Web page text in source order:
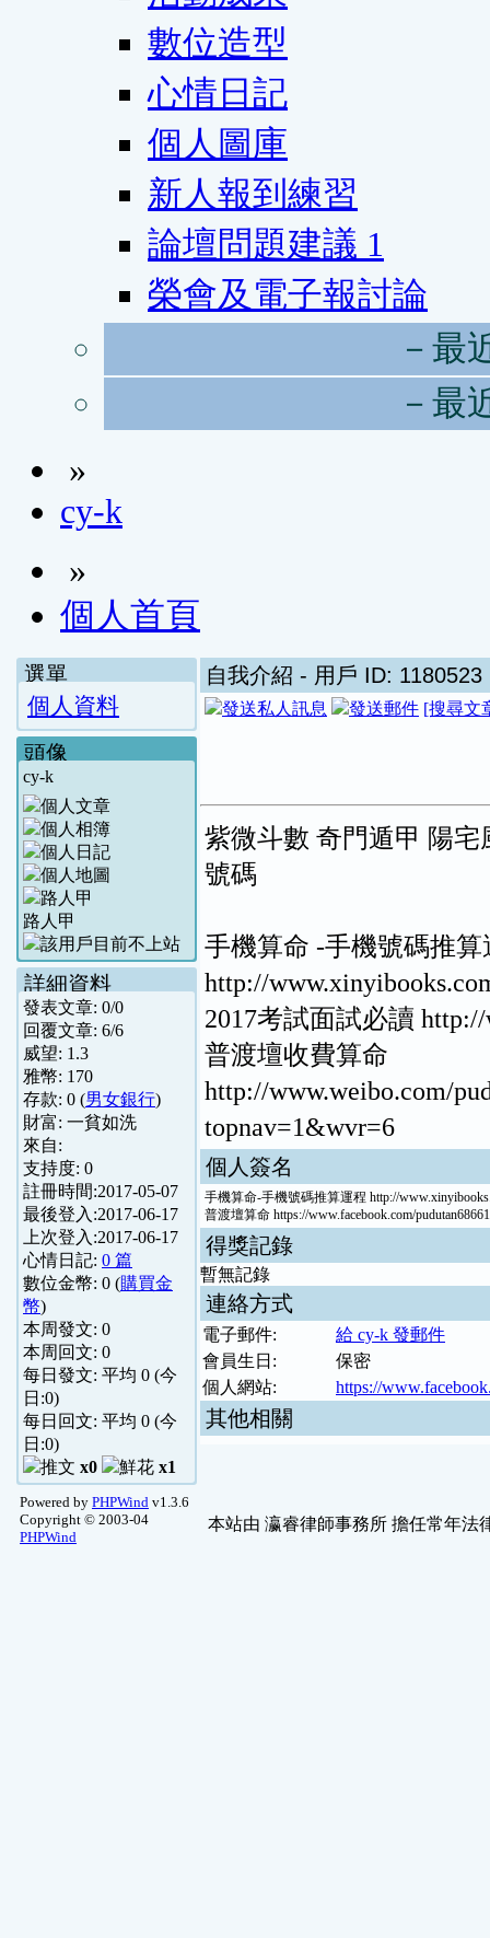
數位造型
心情日記
個人圖庫
新人報到練習
論壇問題建議 1
榮會及電子報討論
－最
－最
»
cy-k
»
個人首頁
選單
個人資料
頭像
cy-k
路人甲
詳細資料
發表文章: 0/0
回覆文章: 6/6
威望: 1.3
雅幣: 170
存款: 0 (男女銀行)
財富: 一貧如洗
來自:
支持度: 0
註冊時間:2017-05-07
最後登入:2017-06-17
上次登入:2017-06-17
心情日記: 0 篇
數位金幣: 0 (購買金
幣)
本周發文: 0
本周回文: 0
每日發文: 平均 0 (今
日:0)
每日回文: 平均 0 (今
日:0)
x0
x1
自我介紹 - 用戶 ID: 1180523
[搜尋文
紫微斗數 奇門遁甲 陽
號碼
手機算命 -手機號碼推算
http://
2017考試面試必讀 http://
普渡壇收費算命
http://www.weibo.com/
topnav=1&wvr=6
個人簽名
手機算命-手機號碼推算運程 http://
普渡壇算命 https://www.facebook.com/pudutan68661
得獎記錄
暫無記錄
連絡方式
電子郵件:
給 cy-k 發郵件
會員生日:
保密
個人網站:
https://
其他相關
Powered by PHPWind v1.3.6
Copyright © 2003-04
PHPWind
本站由 瀛睿律師事務所 擔任常年法